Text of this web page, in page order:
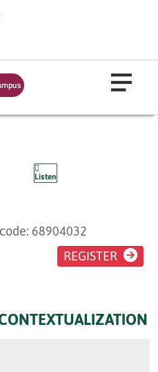
Listen
68904032
REGISTER